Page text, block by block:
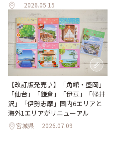
2026.05.15
【改訂版発売♪】「角館・盛岡」
「仙台」「鎌倉」「伊豆」「軽井
沢」「伊勢志摩」国内6エリアと
海外1エリアがリニューアル
宮城県 2026.07.09